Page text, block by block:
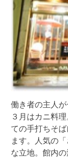
働き者の主人
３月はカニ料
ての手打ちそ
ます。人気の
な立地。館内の